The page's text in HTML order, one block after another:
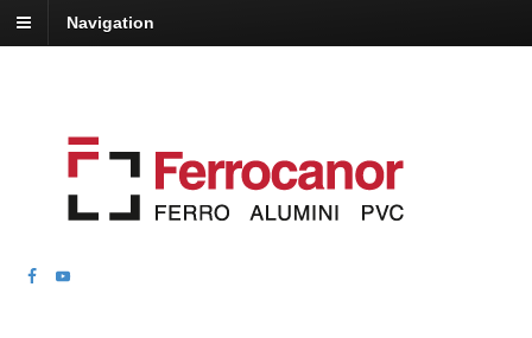
Navigation